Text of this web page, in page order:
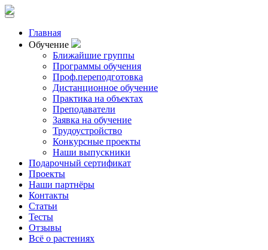
Главная
Обучение
Ближайшие группы
Программы обучения
Проф.переподготовка
Дистанционное обучение
Практика на объектах
Преподаватели
Заявка на обучение
Трудоустройство
Конкурсные проекты
Наши выпускники
Подарочный сертификат
Проекты
Наши партнёры
Контакты
Статьи
Тесты
Отзывы
Всё о растениях